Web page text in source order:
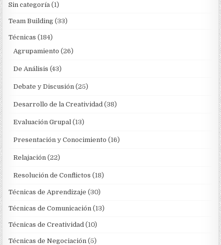
Sin categoría (1)
Team Building (33)
Técnicas (184)
Agrupamiento (26)
De Análisis (43)
Debate y Discusión (25)
Desarrollo de la Creatividad (38)
Evaluación Grupal (13)
Presentación y Conocimiento (16)
Relajación (22)
Resolución de Conflictos (18)
Técnicas de Aprendizaje (30)
Técnicas de Comunicación (13)
Técnicas de Creatividad (10)
Técnicas de Negociación (5)